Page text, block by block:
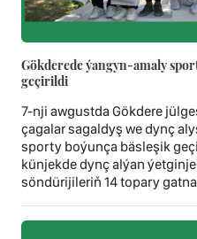
Gökderede ýangyn-amaly
geçirildi
7-nji awgustda Gökdere
çagalar sagaldyş we dynç
sporty boýunça bäsleşik
künjekde dynç alýan
söndürijileriň 14 topary